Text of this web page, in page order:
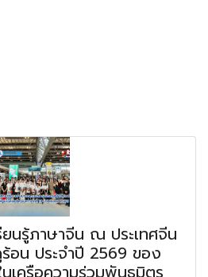
นรู้ภาษาจีน ณ ประเทศจีน
อน ประจำปี 2569 ของ
เครือความร่วมพันธมิตร